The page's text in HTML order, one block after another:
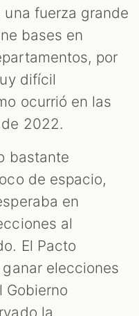
fuerza grande
bases en
por
difícil
ocurrió en las
2022.
bastante
de espacio,
en
al
El Pacto
elecciones
Gobierno
la